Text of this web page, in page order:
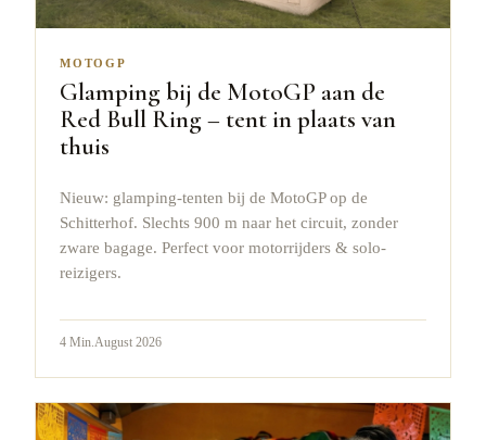
MOTOGP
Glamping bij de MotoGP aan de
Red Bull Ring – tent in plaats van
thuis
Nieuw: glamping-tenten bij de MotoGP op de
Schitterhof. Slechts 900 m naar het circuit, zonder
zware bagage. Perfect voor motorrijders & solo-
reizigers.
4 Min. August 2026